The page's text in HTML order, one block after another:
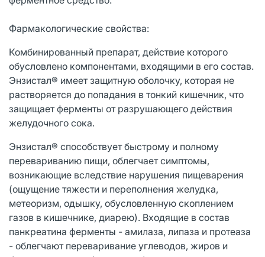
Фармакологические свойства:
Комбинированный препарат, действие которого
обусловлено компонентами, входящими в его состав.
Энзистал® имеет защитную оболочку, которая не
растворяется до попадания в тонкий кишечник, что
защищает ферменты от разрушающего действия
желудочного сока.
Энзистал® способствует быстрому и полному
перевариванию пищи, облегчает симптомы,
возникающие вследствие нарушения пищеварения
(ощущение тяжести и переполнения желудка,
метеоризм, одышку, обусловленную скоплением
газов в кишечнике, диарею). Входящие в состав
панкреатина ферменты - амилаза, липаза и протеаза
- облегчают переваривание углеводов, жиров и